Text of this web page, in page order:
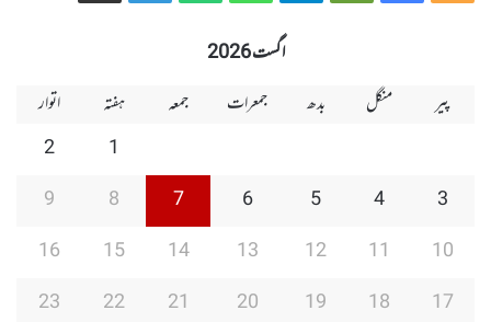
اگست 2026
پیر
منگل بدھ جمعرات جمعہ ہفتہ
اتوار
1
2
3
4
5
6
7
8
9
10
11
12
13
14
15
16
17
18
19
20
21
22
23